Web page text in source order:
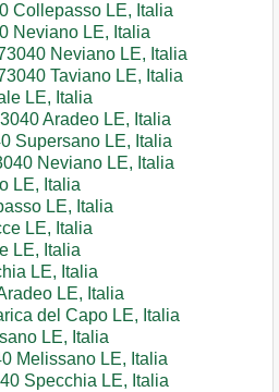
Collepasso LE, Italia
Neviano LE, Italia
Neviano LE, Italia
Taviano LE, Italia
LE, Italia
Aradeo LE, Italia
Supersano LE, Italia
Neviano LE, Italia
LE, Italia
LE, Italia
LE, Italia
LE, Italia
LE, Italia
LE, Italia
del Capo LE, Italia
LE, Italia
Melissano LE, Italia
Specchia LE, Italia